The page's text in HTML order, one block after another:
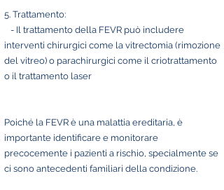
5. Trattamento:
- Il trattamento della FEVR può includere
interventi chirurgici come la vitrectomia (rimozione
del vitreo) o parachirurgici come il criotrattamento
o il trattamento laser
Poiché la FEVR è una malattia ereditaria, è
importante identificare e monitorare
precocemente i pazienti a rischio, specialmente se
ci sono antecedenti familiari della condizione.